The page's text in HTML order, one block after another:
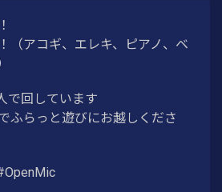
（アコギ、エレキ、ピアノ、ベ
で回しています
ふらっと遊びにお越しくださ